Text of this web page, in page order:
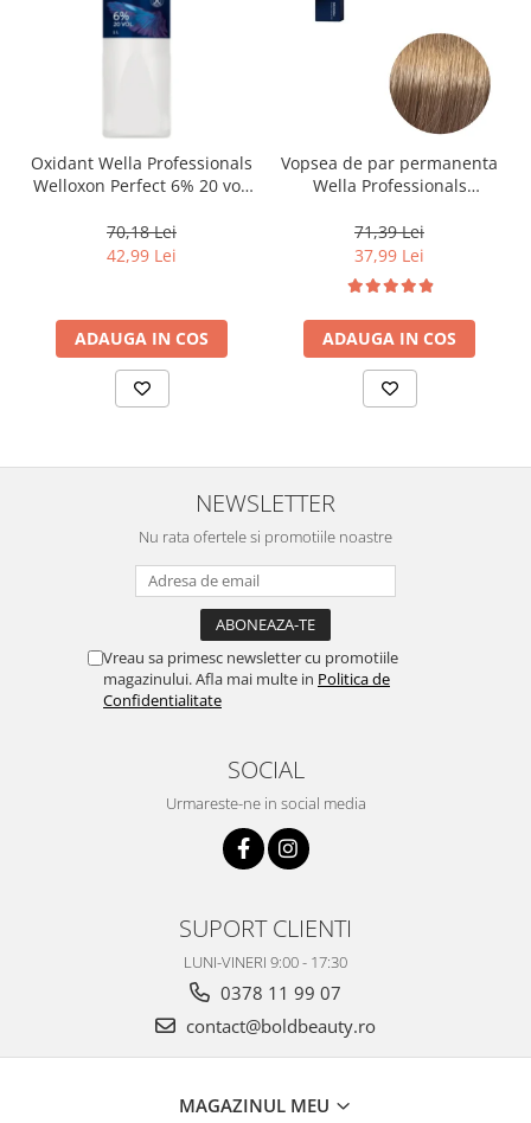
Oxidant Wella Professionals
Welloxon Perfect 6% 20 vol,
70,18 Lei
42,99 Lei
ADAUGA IN COS
Vopsea de par permanenta
Wella Professionals
Blond Deschis Natural, 60
ml
71,39 Lei
37,99 Lei
ADAUGA IN COS
NEWSLETTER
Nu rata ofertele si promotiile noastre
Vreau sa primesc newsletter cu promotiile
magazinului. Afla mai multe in Politica de
Confidentialitate
SOCIAL
Urmareste-ne in social media
SUPORT CLIENTI
LUNI-VINERI 9:00 - 17:30
0378 11 99 07
contact@boldbeauty.ro
MAGAZINUL MEU